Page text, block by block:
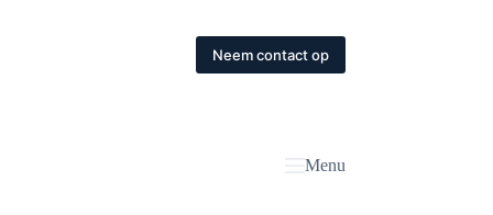
Neem contact op
Menu